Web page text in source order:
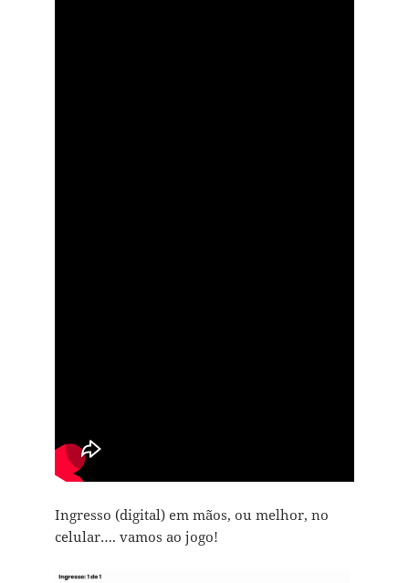
Ingresso (digital) em mãos, ou melhor, no
celular…. vamos ao jogo!